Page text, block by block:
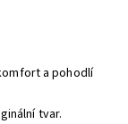
a pohodlí
tvar.